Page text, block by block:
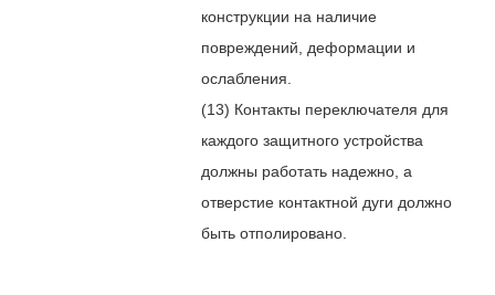
конструкции на наличие
повреждений, деформации и
ослабления.
(13) Контакты переключателя для
каждого защитного устройства
должны работать надежно, а
отверстие контактной дуги должно
быть отполировано.